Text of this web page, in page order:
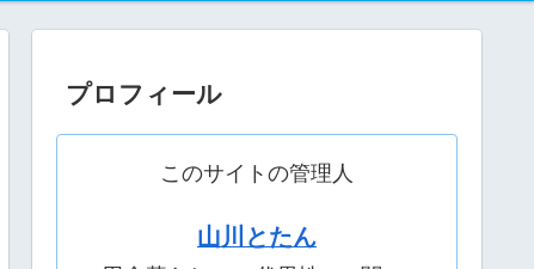
プロフィール
このサイトの管理人
山川とたん